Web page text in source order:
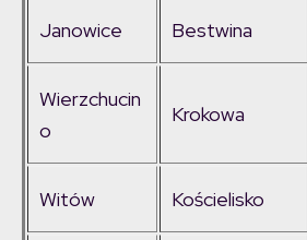
Janowice Bestwina
Wierzchucin
o
Krokowa
Witów Kościelisko